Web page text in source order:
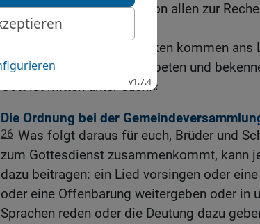
überzeugen. Er wird sich von allen zur
sehen.
Seine geheimen Gedanken kommen
niederwerfen, wird Gott anbeten und
Gott ist mitten unter euch!«
Die Ordnung bei der
26 Was folgt daraus für euch, Brüder und
zum Gottesdienst zusammenkommt, kann
dazu beitragen: ein Lied vorsingen oder
oder eine Offenbarung weitergeben oder in
Sprachen reden oder die Deutung dazu